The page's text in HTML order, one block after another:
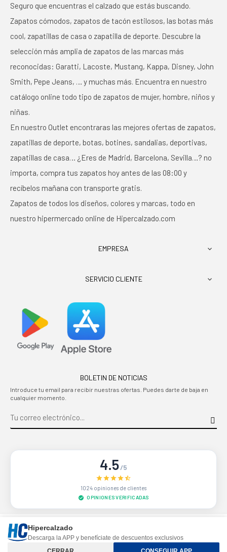
Seguro que encuentras el calzado que estás buscando.
Zapatos cómodos, zapatos de tacón estilosos, las botas más
cool, zapatillas de casa o zapatilla de deporte. Descubre la
selección más amplia de zapatos de las marcas más
reconocidas: Garatti, Lacoste, Mustang, Kappa, Disney, John
Smith, Pepe Jeans, … y muchas más. Encuentra en nuestro
catálogo online todo tipo de zapatos de mujer, hombre, niños y
niñas.
En nuestro Outlet encontraras las mejores ofertas de zapatos,
zapatillas de deporte, botas, botines, sandalias, deportivas,
zapatillas de casa… ¿Eres de Madrid, Barcelona, Sevilla…? no
importa, compra tus zapatos hoy antes de las 08:00 y
recíbelos mañana con transporte gratis.
Zapatos de todos los diseños, colores y marcas, todo en
nuestro hipermercado online de Hipercalzado.com
EMPRESA 
SERVICIO CLIENTE 
BOLETIN DE NOTICIAS
Introduce tu email para recibir nuestras ofertas. Puedes darte de baja en
cualquier momento.
4.5/5
1024 opiniones de clientes
OPINIONES VERIFICADAS
Sitio protegido por reCAPTCHA.
Hipercalzado
Descarga la APP y benefíciate de descuentos exclusivos